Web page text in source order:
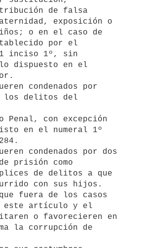
de falsa
exposición o
o en el caso de
por el
inciso 1º, sin
dispuesto en el
los delitos del
Penal, con excepción
en el numeral 1º
prisión como
de delitos a que
con sus hijos.
este artículo y el
o favorecieren en
la corrupción de